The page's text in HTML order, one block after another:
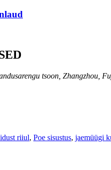
tsoon, Zhangzhou,
riiul, Poe sisustus, jaemüügi